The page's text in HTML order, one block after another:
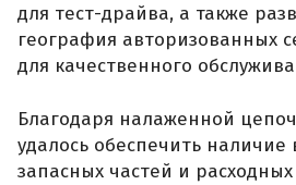
для тест-драйва, а также
география авторизованных
для качественного
Благодаря налаженной
удалось обеспечить наличие
запасных частей и